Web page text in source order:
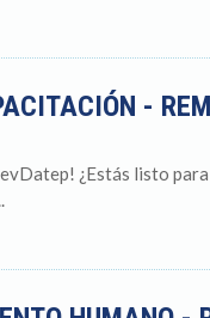
-
¿Estás listo